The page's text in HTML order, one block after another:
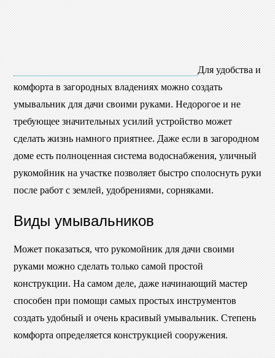
Для удобства и
комфорта в загородных владениях можно создать
умывальник для дачи своими руками. Недорогое и не
требующее значительных усилий устройство может
сделать жизнь намного приятнее. Даже если в загородном
доме есть полноценная система водоснабжения, уличный
рукомойник на участке позволяет быстро сполоснуть руки
после работ с землей, удобрениями, сорняками.
Виды умывальников
Может показаться, что рукомойник для дачи своими
руками можно сделать только самой простой
конструкции. На самом деле, даже начинающий мастер
способен при помощи самых простых инструментов
создать удобный и очень красивый умывальник. Степень
комфорта определяется конструкцией сооружения.